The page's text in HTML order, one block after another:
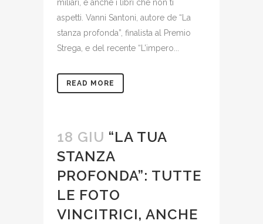
miliari, e anche i libri che non ti
aspetti. Vanni Santoni, autore de “La
stanza profonda”, finalista al Premio
Strega, e del recente “L’impero...
READ MORE
18 GIU “LA TUA
STANZA
PROFONDA”: TUTTE
LE FOTO
VINCITRICI, ANCHE